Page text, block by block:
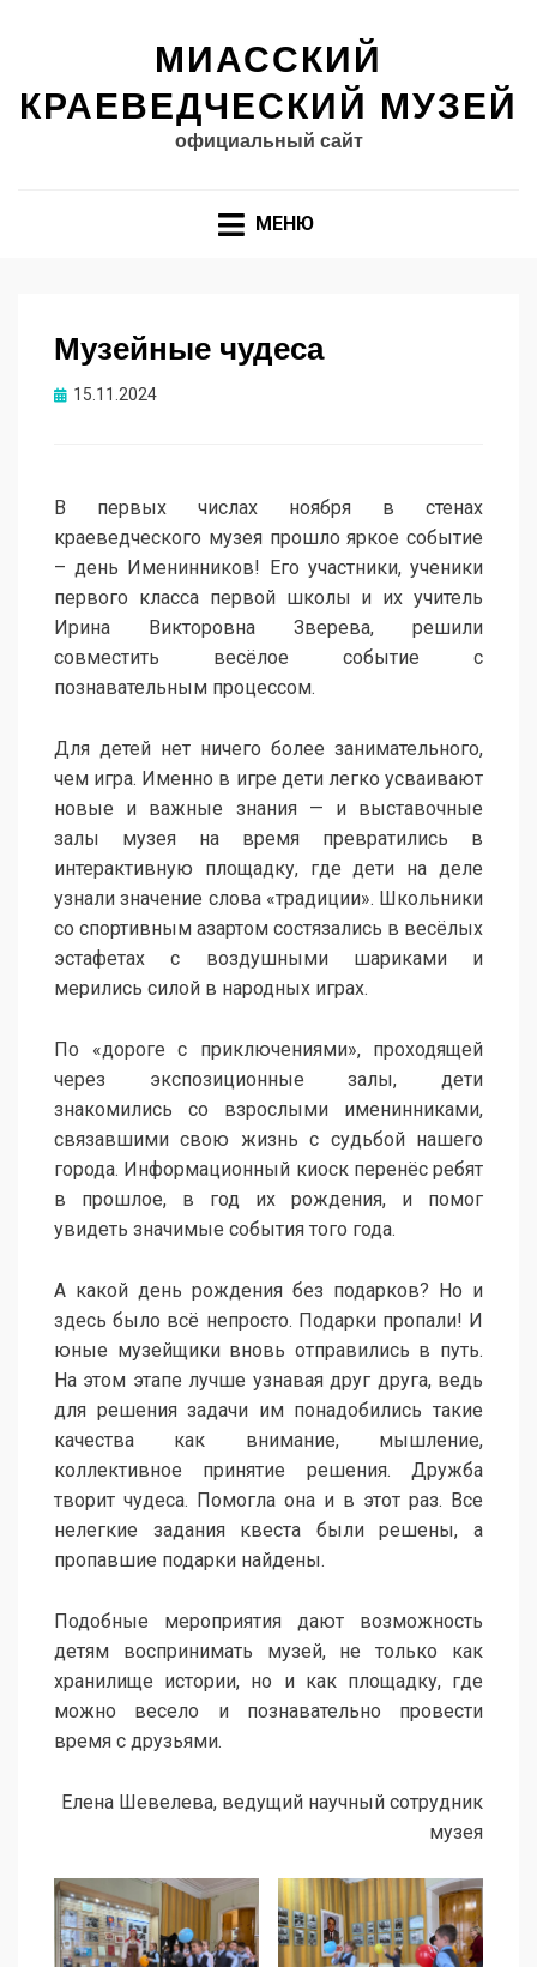
МИАССКИЙ
КРАЕВЕДЧЕСКИЙ МУЗЕЙ
официальный сайт
МЕНЮ
Музейные чудеса
Опубликовано
15.11.2024
В первых числах ноября в стенах
краеведческого музея прошло яркое событие
– день Именинников! Его участники, ученики
первого класса первой школы и их учитель
Ирина Викторовна Зверева, решили
совместить весёлое событие с
познавательным процессом.
Для детей нет ничего более занимательного,
чем игра. Именно в игре дети легко усваивают
новые и важные знания — и выставочные
залы музея на время превратились в
интерактивную площадку, где дети на деле
узнали значение слова «традиции». Школьники
со спортивным азартом состязались в весёлых
эстафетах с воздушными шариками и
мерились силой в народных играх.
По «дороге с приключениями», проходящей
через экспозиционные залы, дети
знакомились со взрослыми именинниками,
связавшими свою жизнь с судьбой нашего
города. Информационный киоск перенёс ребят
в прошлое, в год их рождения, и помог
увидеть значимые события того года.
А какой день рождения без подарков? Но и
здесь было всё непросто. Подарки пропали! И
юные музейщики вновь отправились в путь.
На этом этапе лучше узнавая друг друга, ведь
для решения задачи им понадобились такие
качества как внимание, мышление,
коллективное принятие решения. Дружба
творит чудеса. Помогла она и в этот раз. Все
нелегкие задания квеста были решены, а
пропавшие подарки найдены.
Подобные мероприятия дают возможность
детям воспринимать музей, не только как
хранилище истории, но и как площадку, где
можно весело и познавательно провести
время с друзьями.
Елена Шевелева, ведущий научный сотрудник
музея